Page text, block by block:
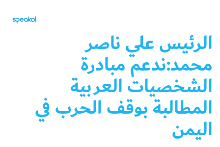
الرئيس علي ناصر
محمد:ندعم مبادرة
الشخصيات العربية
المطالبة بوقف الحرب في
اليمن